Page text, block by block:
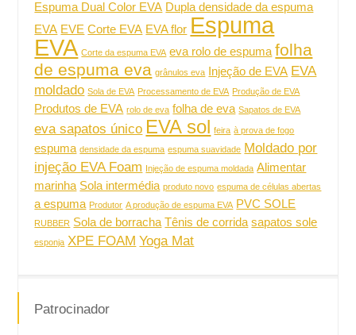
Espuma Dual Color EVA Dupla densidade da espuma
EVA EVE Corte EVA EVA flor Espuma
EVA Corte da espuma EVA eva rolo de espuma folha
de espuma eva grânulos eva Injeção de EVA EVA
moldado Sola de EVA Processamento de EVA Produção de EVA
Produtos de EVA rolo de eva folha de eva Sapatos de EVA
eva sapatos único EVA sol feira à prova de fogo
espuma densidade da espuma espuma suavidade Moldado por
injeção EVA Foam
Injeção de espuma moldada Alimentar
marinha Sola intermédia produto novo espuma de células abertas
a espuma Produtor A produção de espuma EVA PVC SOLE
RUBBER Sola de borracha Tênis de corrida sapatos sole
esponja XPE FOAM Yoga Mat
Patrocinador